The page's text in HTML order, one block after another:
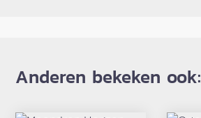
Anderen bekeken ook: